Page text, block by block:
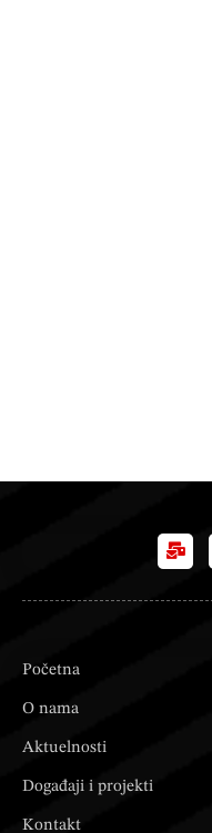
Početna
O nama
Aktuelnosti
Događaji i projekti
Kontakt